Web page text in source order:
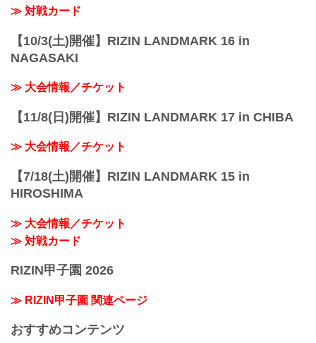
≫ 対戦カード
【10/3(土)開催】RIZIN LANDMARK 16 in
NAGASAKI
≫ 大会情報／チケット
【11/8(日)開催】RIZIN LANDMARK 17 in CHIBA
≫ 大会情報／チケット
【7/18(土)開催】RIZIN LANDMARK 15 in
HIROSHIMA
≫ 大会情報／チケット
≫ 対戦カード
RIZIN甲子園 2026
≫ RIZIN甲子園 関連ページ
おすすめコンテンツ